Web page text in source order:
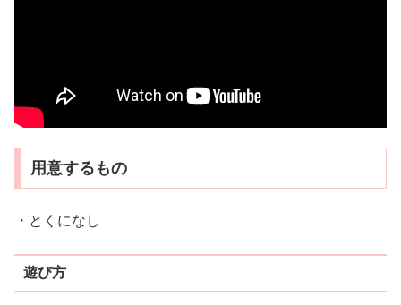
用意するもの
・とくになし
遊び方